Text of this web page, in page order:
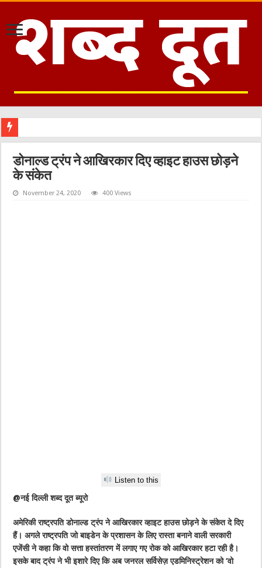
डोनाल्ड ट्रंप ने आखिरकार दिए व्हाइट हाउस छोड़ने
के संकेत
November 24, 2020 400 Views
Listen to this
@नई दिल्ली शब्द दूत ब्यूरो
अमेरिकी राष्ट्रपति डोनाल्ड ट्रंप ने आखिरकार व्हाइट हाउस छोड़ने के संकेत दे दिए
हैं। अगले राष्ट्रपति जो बाइडेन के प्रशासन के लिए रास्ता बनाने वाली सरकारी
एजेंसी ने कहा कि वो सत्ता हस्तांतरण में लगाए गए रोक को आखिरकार हटा रही है।
इसके बाद ट्रंप ने भी इशारे दिए कि अब जनरल सर्विसेज़ एडमिनिस्ट्रेशन को ‘वो